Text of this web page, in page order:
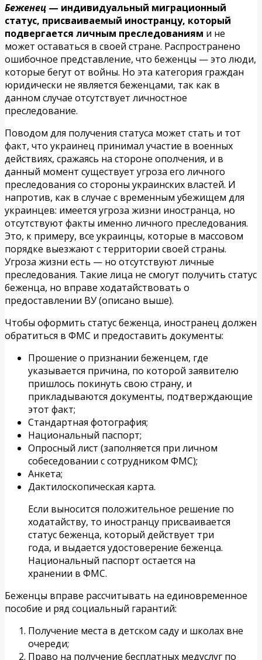
Беженец — индивидуальный миграционный
статус, присваиваемый иностранцу, который
подвергается личным преследованиям и не
может оставаться в своей стране. Распространено
ошибочное представление, что беженцы — это люди,
которые бегут от войны. Но эта категория граждан
юридически не является беженцами, так как в
данном случае отсутствует личностное
преследование.
Поводом для получения статуса может стать и тот
факт, что украинец принимал участие в военных
действиях, сражаясь на стороне ополчения, и в
данный момент существует угроза его личного
преследования со стороны украинских властей. И
напротив, как в случае с временным убежищем для
украинцев: имеется угроза жизни иностранца, но
отсутствуют факты именно личного преследования.
Это, к примеру, все украинцы, которые в массовом
порядке выезжают с территории своей страны.
Угроза жизни есть — но отсутствуют личные
преследования. Такие лица не смогут получить статус
беженца, но вправе ходатайствовать о
предоставлении ВУ (описано выше).
Чтобы оформить статус беженца, иностранец должен
обратиться в ФМС и предоставить документы:
Прошение о признании беженцем, где
указывается причина, по которой заявителю
пришлось покинуть свою страну, и
прикладываются документы, подтверждающие
этот факт;
Стандартная фотография;
Национальный паспорт;
Опросный лист (заполняется при личном
собеседовании с сотрудником ФМС);
Анкета;
Дактилоскопическая карта.
Если выносится положительное решение по
ходатайству, то иностранцу присваивается
статус беженца, который действует три
года, и выдается удостоверение беженца.
Национальный паспорт остается на
хранении в ФМС.
Беженцы вправе рассчитывать на единовременное
пособие и ряд социальный гарантий:
Получение места в детском саду и школах вне
очереди;
Право на получение бесплатных медуслуг по